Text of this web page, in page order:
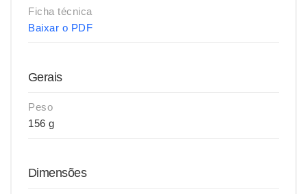
Ficha técnica
Baixar o PDF
Gerais
Peso
156 g
Dimensões